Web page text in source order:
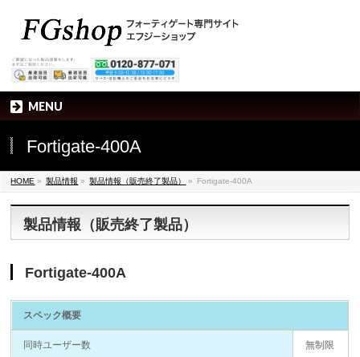
MENU
Fortigate-400A
HOME » 製品情報 » 製品情報（販売終了製品） » Fortigate-400A
製品情報（販売終了製品）
Fortigate-400A
スペック概要
同時ユーザー数 無制限